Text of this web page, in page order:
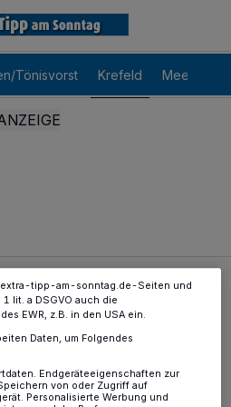
Tönisvorst Krefeld Meerbusch
Gefahr
Gefahr
und greifen auf
Browserdaten oder eindeutige
extra-tipp-am-sonntag.de-Seiten und
lit. a DSGVO auch die
EWR, z.B. in den USA ein.
Daten, um Folgendes
Endgeräteeigenschaften zur
von oder Zugriff auf
Personalisierte Werbung und